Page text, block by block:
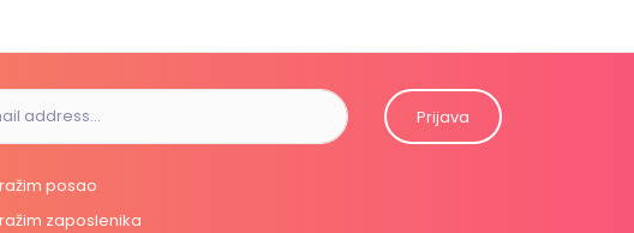
posao
zaposlenika
Prijava